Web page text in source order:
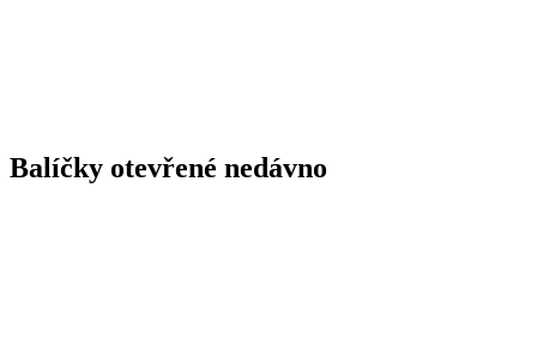
Balíčky otevřené nedávno